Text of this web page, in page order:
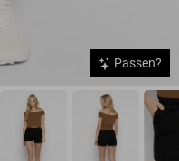
Passen?